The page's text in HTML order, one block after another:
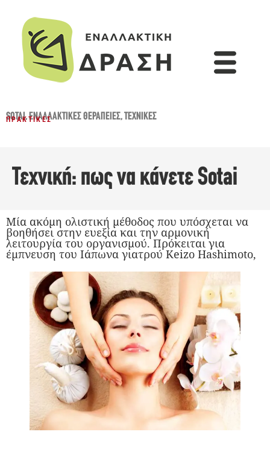
SOTAI,ΕΝΑΛΛΑΚΤΙΚΈΣ ΘΕΡΑΠΕΊΕΣ,ΤΕΧΝΙΚΈΣ
ΠΡΑΚΤΙΚΈΣ
Τεχνική: πως να κάνετε Sotai
Μία ακόμη ολιστική μέθοδος που υπόσχεται να
βοηθήσει στην ευεξία και την αρμονική
λειτουργία του οργανισμού. Πρόκειται για
έμπνευση του Ιάπωνα γιατρού Keizo Hashimoto,